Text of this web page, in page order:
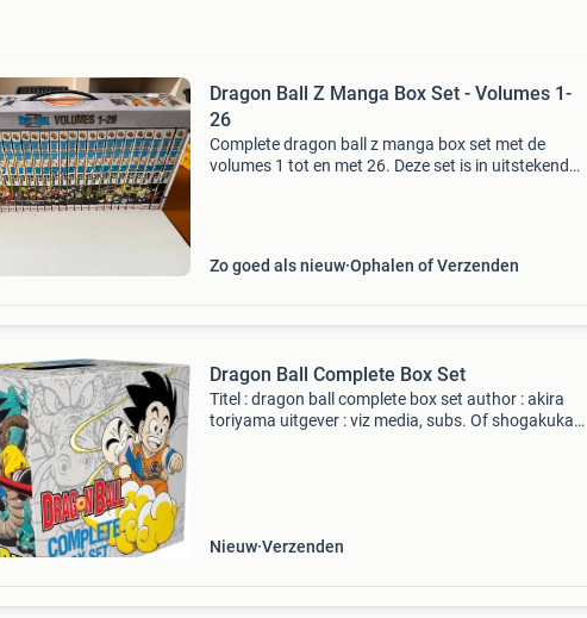
Dragon Ball Z Manga Box Set - Volumes 1-
26
Complete dragon ball z manga box set met de
volumes 1 tot en met 26. Deze set is in uitstekende
Zo goed als nieuw Ophalen of Verzenden
Dragon Ball Complete Box Set
Titel : dragon ball complete box set author : akira
toriyama uitgever : viz media, subs. Of shogakukan
Nieuw Verzenden